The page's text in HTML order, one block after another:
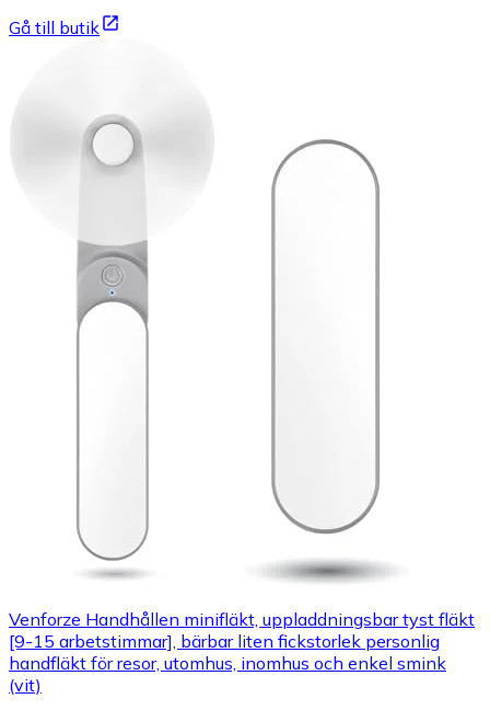
Gå till butik
Venforze Handhållen minifläkt, uppladdningsbar tyst fläkt
[9-15 arbetstimmar], bärbar liten fickstorlek personlig
handfläkt för resor, utomhus, inomhus och enkel smink
(vit)